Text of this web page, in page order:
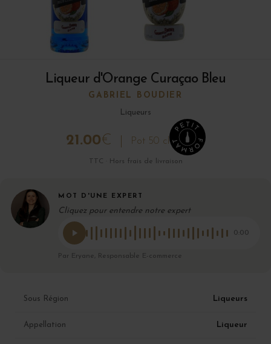
Liqueur d'Orange Curaçao Bleu
GABRIEL BOUDIER
Liqueurs
21.00€ Pot 50 cl
TTC · Hors frais de livraison
MOT D'UNE EXPERT
Cliquez pour entendre notre expert
0:00
Par Eryane, Responsable E-commerce
Sous Région Liqueurs
Appellation Liqueur